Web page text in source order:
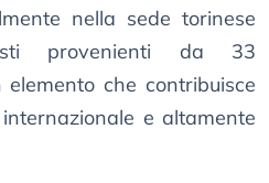
nella sede torinese
provenienti da 33
che contribuisce
e altamente